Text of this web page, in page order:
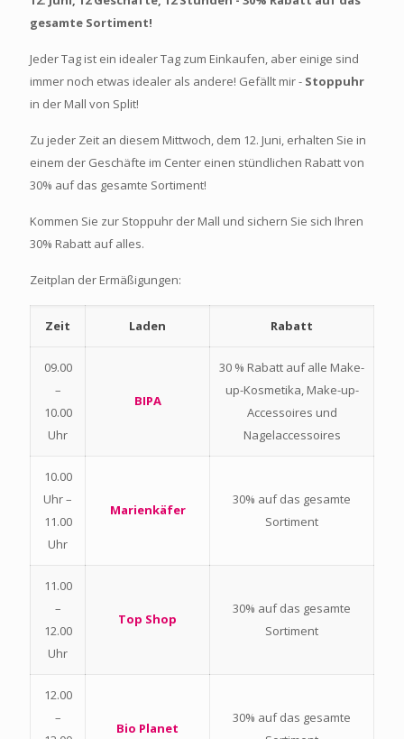
gesamte Sortiment!
Jeder Tag ist ein idealer Tag zum Einkaufen, aber einige sind
immer noch etwas idealer als andere! Gefällt mir - Stoppuhr
in der Mall von Split!
Zu jeder Zeit an diesem Mittwoch, dem 12. Juni, erhalten Sie in
einem der Geschäfte im Center einen stündlichen Rabatt von
30% auf das gesamte Sortiment!
Kommen Sie zur Stoppuhr der Mall und sichern Sie sich Ihren
30% Rabatt auf alles.
Zeitplan der Ermäßigungen:
Zeit Laden Rabatt
09.00
–
10.00
Uhr
BIPA
30 % Rabatt auf alle Make-
up-Kosmetika, Make-up-
Accessoires und
Nagelaccessoires
10.00
Uhr –
11.00
Uhr
Marienkäfer
30% auf das gesamte
Sortiment
11.00
–
12.00
Uhr
Top Shop
30% auf das gesamte
Sortiment
12.00
–
Bio Planet
30% auf das gesamte